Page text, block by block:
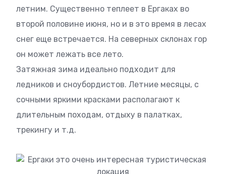
летним. Существенно теплеет в Ергаках во
второй половине июня, но и в это время в лесах
снег еще встречается. На северных склонах гор
он может лежать все лето.
Затяжная зима идеально подходит для
ледников и сноубордистов. Летние месяцы, с
сочными яркими красками располагают к
длительным походам, отдыху в палатках,
трекингу и т.д.